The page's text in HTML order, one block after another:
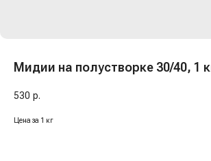
Мидии на полустворке 30/40, 1
530 р.
Цена за 1 кг